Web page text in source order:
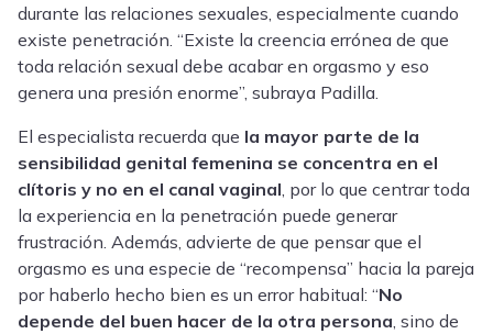
durante las relaciones sexuales, especialmente cuando
existe penetración. “Existe la creencia errónea de que
toda relación sexual debe acabar en orgasmo y eso
genera una presión enorme”, subraya Padilla.
El especialista recuerda que la mayor parte de la
sensibilidad genital femenina se concentra en el
clítoris y no en el canal vaginal , por lo que centrar toda
la experiencia en la penetración puede generar
frustración. Además, advierte de que pensar que el
orgasmo es una especie de “recompensa” hacia la pareja
por haberlo hecho bien es un error habitual: “No
depende del buen hacer de la otra persona , sino de